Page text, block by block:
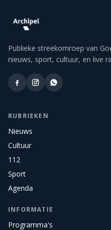
Publieke streekomroep van
nieuws, sport, cultuur, en live
RUBRIEKEN
Nieuws
Cultuur
112
Sport
Agenda
INFORMATIE
Programma's